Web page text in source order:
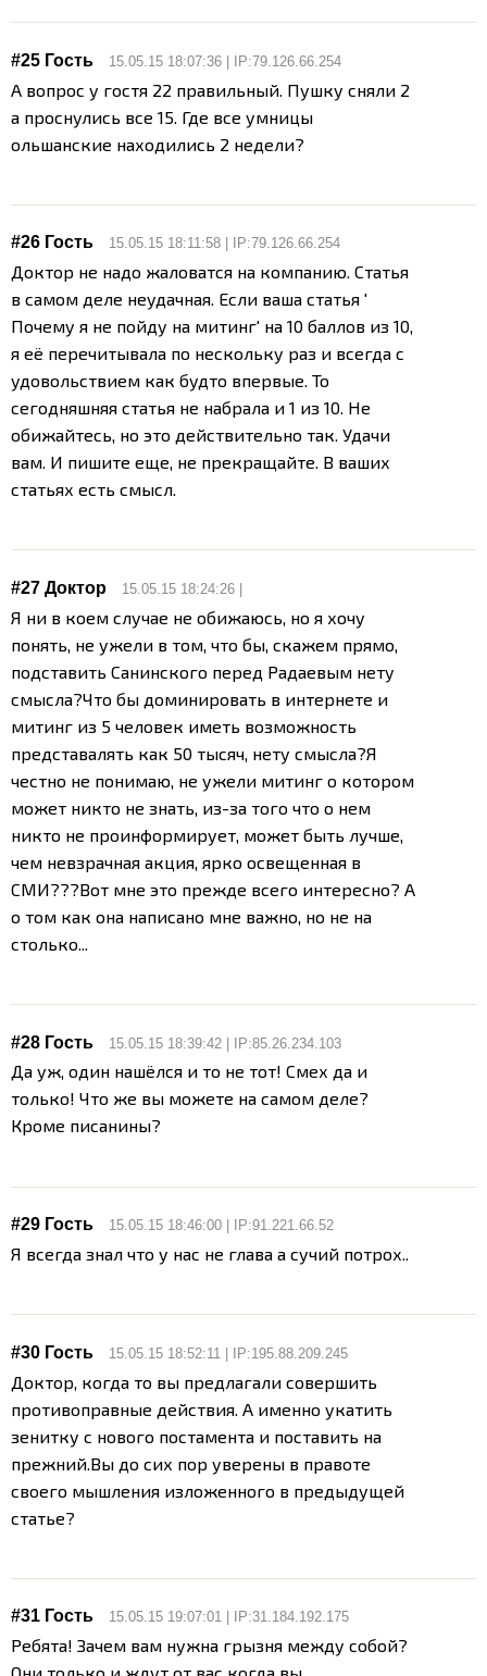
#25 Гость 15.05.15 18:07:36 | IP:79.126.66.254
А вопрос у гостя 22 правильный. Пушку сняли 2
а проснулись все 15. Где все умницы
ольшанские находились 2 недели?
#26 Гость 15.05.15 18:11:58 | IP:79.126.66.254
Доктор не надо жаловатся на компанию. Статья
в самом деле неудачная. Если ваша статья '
Почему я не пойду на митинг' на 10 баллов из 10,
я её перечитывала по нескольку раз и всегда с
удовольствием как будто впервые. То
сегодняшняя статья не набрала и 1 из 10. Не
обижайтесь, но это действительно так. Удачи
вам. И пишите еще, не прекращайте. В ваших
статьях есть смысл.
#27 Доктор 15.05.15 18:24:26 |
Я ни в коем случае не обижаюсь, но я хочу
понять, не ужели в том, что бы, скажем прямо,
подставить Санинского перед Радаевым нету
смысла?Что бы доминировать в интернете и
митинг из 5 человек иметь возможность
представалять как 50 тысяч, нету смысла?Я
честно не понимаю, не ужели митинг о котором
может никто не знать, из-за того что о нем
никто не проинформирует, может быть лучше,
чем невзрачная акция, ярко освещенная в
СМИ???Вот мне это прежде всего интересно? А
о том как она написано мне важно, но не на
столько...
#28 Гость 15.05.15 18:39:42 | IP:85.26.234.103
Да уж, один нашёлся и то не тот! Смех да и
только! Что же вы можете на самом деле?
Кроме писанины?
#29 Гость 15.05.15 18:46:00 | IP:91.221.66.52
Я всегда знал что у нас не глава а сучий потрох..
#30 Гость 15.05.15 18:52:11 | IP:195.88.209.245
Доктор, когда то вы предлагали совершить
противоправные действия. А именно укатить
зенитку с нового постамента и поставить на
прежний. Вы до сих пор уверены в правоте
своего мышления изложенного в предыдущей
статье?
#31 Гость 15.05.15 19:07:01 | IP:31.184.192.175
Ребята! Зачем вам нужна грызня между собой?